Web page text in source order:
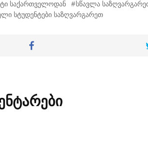
საქართველოდან სწავლა
სტუდენტები საზღვარგარეთ